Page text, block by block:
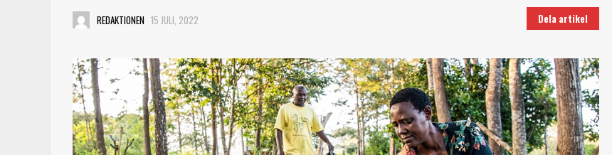
REDAKTIONEN 15 JULI, 2022 Dela artikel